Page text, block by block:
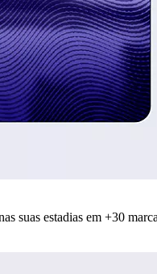
suas estadias em +30